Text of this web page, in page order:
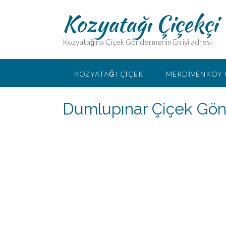
Kozyatağı Çiçekçi
Kozyatağına Çiçek Göndermenin En iyi adresi
KOZYATAĞI ÇIÇEK MERDIVENKÖY
Dumlupınar Çiçek